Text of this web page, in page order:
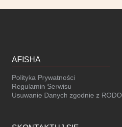
AFISHA
Polityka Prywatności
Regulamin Serwisu
Usuwanie Danych zgodnie z RODO